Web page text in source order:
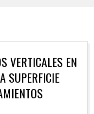
VERTICALES EN
SUPERFICIE